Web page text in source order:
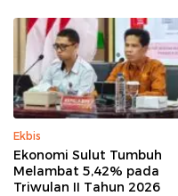
Ekbis
Ekonomi Sulut Tumbuh
Melambat 5,42% pada
Triwulan II Tahun 2026